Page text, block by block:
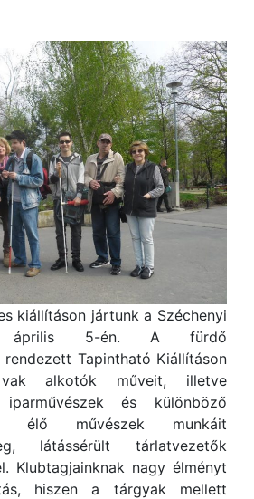
kiállításon jártunk a Széchenyi
április 5-én. A fürdő
rendezett Tapintható Kiállításon
alkotók műveit, illetve
iparművészek és különböző
élő művészek munkáit
látássérült tárlatvezetők
Klubtagjainknak nagy élményt
hiszen a tárgyak mellett